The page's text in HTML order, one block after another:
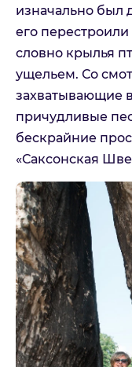
изначально был
его
словно крылья
ущельем. Со
захватывающие
причудливые
бескрайние
«Саксонская